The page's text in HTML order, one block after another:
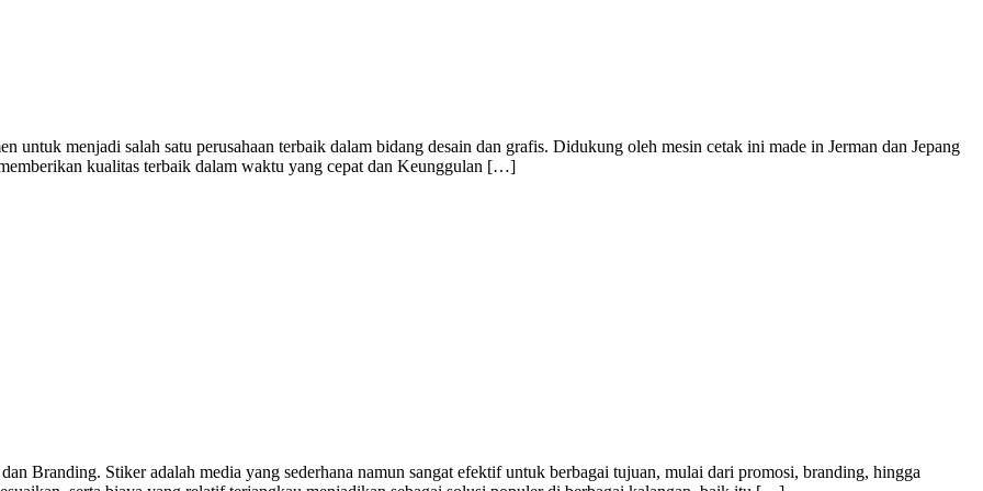
untuk menjadi salah satu perusahaan terbaik dalam bidang desain dan grafis. Didukung oleh mesin cetak ini made in Jerman dan Jepang
kualitas terbaik dalam waktu yang cepat dan Keunggulan […]
Branding. Stiker adalah media yang sederhana namun sangat efektif untuk berbagai tujuan, mulai dari promosi, branding, hingga